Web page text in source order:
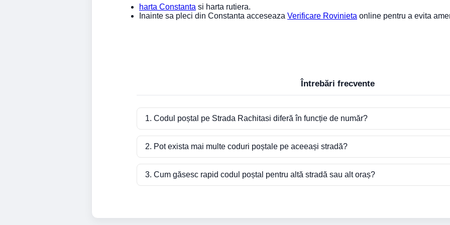
harta Constanta si harta rutiera.
Inainte sa pleci din Constanta acceseaza Verificare Rovinieta online pentru a evita
Întrebări frecvente
1. Codul poștal pe Strada Rachitasi diferă în funcție de număr?
2. Pot exista mai multe coduri poștale pe aceeași stradă?
3. Cum găsesc rapid codul poștal pentru altă stradă sau alt oraș?